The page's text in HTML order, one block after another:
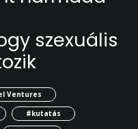
szexuális
Ventures
#kutatás